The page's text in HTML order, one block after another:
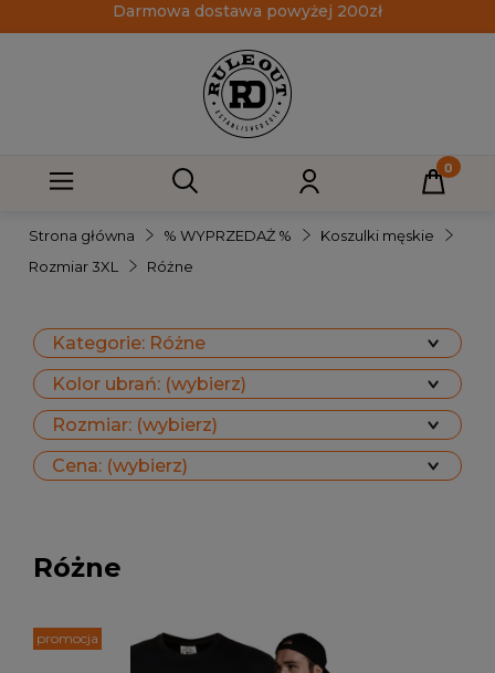
Darmowa dostawa powyżej 200zł
Strona główna % WYPRZEDAŻ %
Koszulki męskie
Rozmiar 3XL
Różne
Kategorie: Różne
Kolor ubrań: (wybierz)
Rozmiar: (wybierz)
Cena: (wybierz)
Różne
promocja